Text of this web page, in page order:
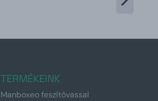
TERMÉKEINK
Manboxeo feszítővassal